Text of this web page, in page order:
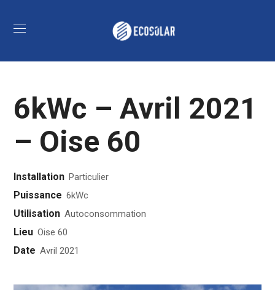
6kWc – Avril 2021
– Oise 60
Installation Particulier
Puissance 6kWc
Utilisation Autoconsommation
Lieu Oise 60
Date Avril 2021